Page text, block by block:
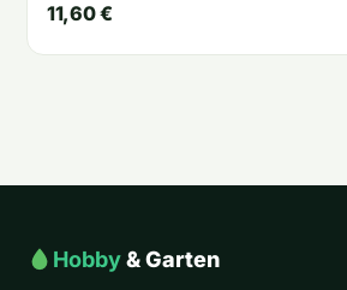
11,60 €
Hobby& Garten